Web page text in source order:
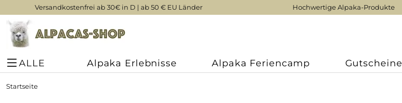
Versandkostenfrei ab 30€ in D | ab 50 € EU Länder Hochwertige Alpaka-Produkte
ALLE Alpaka Erlebnisse Alpaka Feriencamp Gutscheine
Startseite